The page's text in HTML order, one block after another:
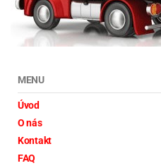
MENU
Úvod
O nás
Kontakt
FAQ